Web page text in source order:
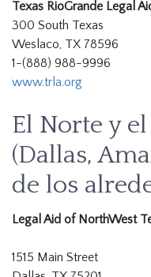
Texas RioGrande Legal
300 South Texas
Weslaco, TX 78596
1-(888) 988-9996
www.trla.org
El Norte y
(Dallas,
de los
Legal Aid of NorthWest
1515 Main Street